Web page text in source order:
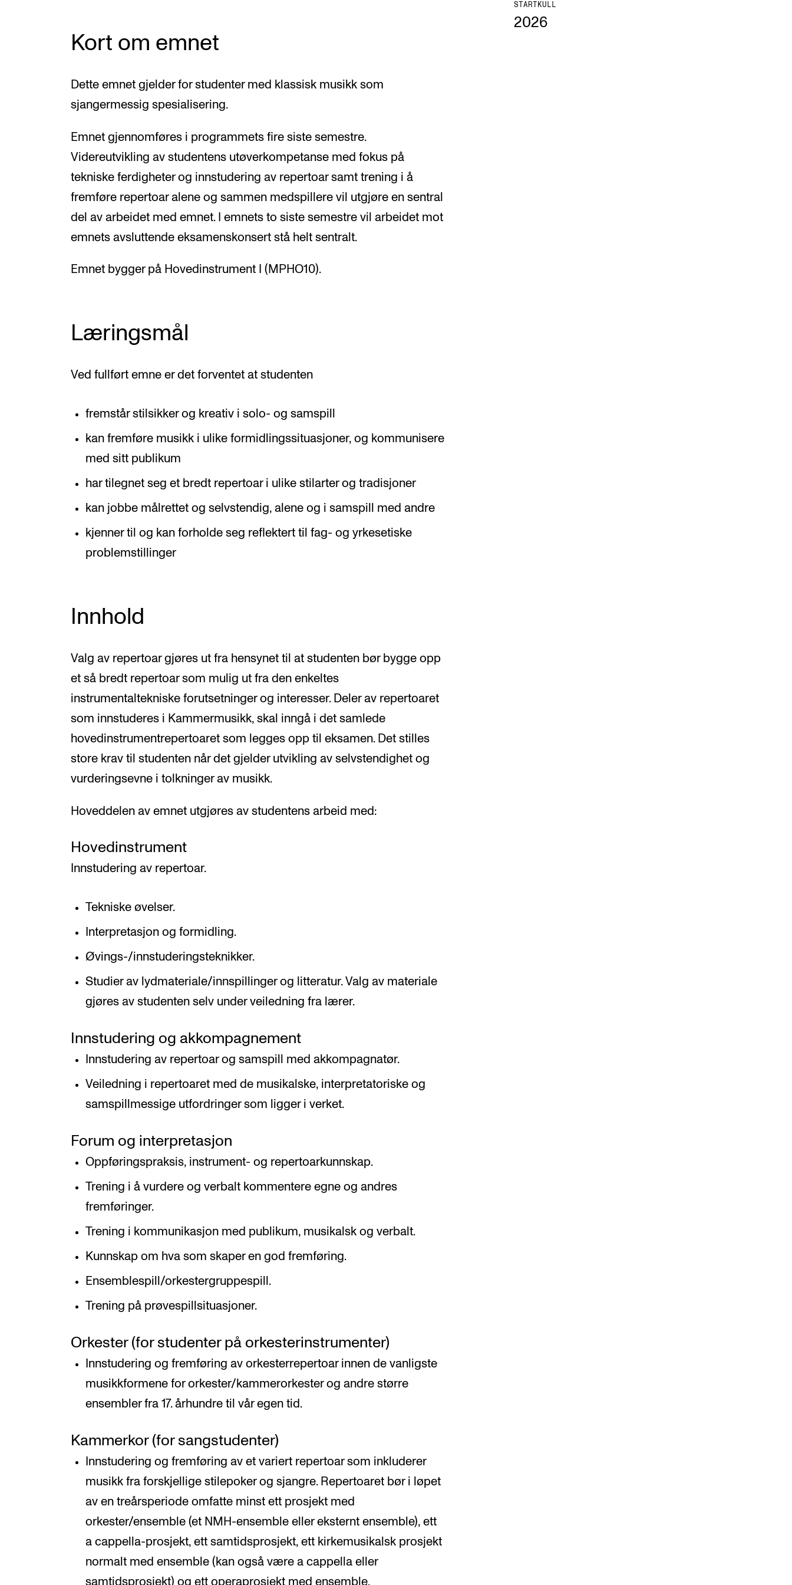
STARTKULL
2026
Kort om emnet
Dette emnet gjelder for studenter med klassisk musikk som
sjangermessig spesialisering.
Emnet gjennomføres i programmets fire siste semestre.
Videreutvikling av studentens utøverkompetanse med fokus på
tekniske ferdigheter og innstudering av repertoar samt trening i å
fremføre repertoar alene og sammen medspillere vil utgjøre en sentral
del av arbeidet med emnet. I emnets to siste semestre vil arbeidet mot
emnets avsluttende eksamenskonsert stå helt sentralt.
Emnet bygger på Hovedinstrument I (MPHO10).
Læringsmål
Ved fullført emne er det forventet at studenten
fremstår stilsikker og kreativ i solo- og samspill
kan fremføre musikk i ulike formidlingssituasjoner, og kommunisere
med sitt publikum
har tilegnet seg et bredt repertoar i ulike stilarter og tradisjoner
kan jobbe målrettet og selvstendig, alene og i samspill med andre
kjenner til og kan forholde seg reflektert til fag- og yrkesetiske
problemstillinger
Innhold
Valg av repertoar gjøres ut fra hensynet til at studenten bør bygge opp
et så bredt repertoar som mulig ut fra den enkeltes
instrumentaltekniske forutsetninger og interesser. Deler av repertoaret
som innstuderes i Kammermusikk, skal inngå i det samlede
hovedinstrumentrepertoaret som legges opp til eksamen. Det stilles
store krav til studenten når det gjelder utvikling av selvstendighet og
vurderingsevne i tolkninger av musikk.
Hoveddelen av emnet utgjøres av studentens arbeid med:
Hovedinstrument
Innstudering av repertoar.
Tekniske øvelser.
Interpretasjon og formidling.
Øvings-/innstuderingsteknikker.
Studier av lydmateriale/innspillinger og litteratur. Valg av materiale
gjøres av studenten selv under veiledning fra lærer.
Innstudering og akkompagnement
Innstudering av repertoar og samspill med akkompagnatør.
Veiledning i repertoaret med de musikalske, interpretatoriske og
samspillmessige utfordringer som ligger i verket.
Forum og interpretasjon
Oppføringspraksis, instrument- og repertoarkunnskap.
Trening i å vurdere og verbalt kommentere egne og andres
fremføringer.
Trening i kommunikasjon med publikum, musikalsk og verbalt.
Kunnskap om hva som skaper en god fremføring.
Ensemblespill/orkestergruppespill.
Trening på prøvespillsituasjoner.
Orkester (for studenter på orkesterinstrumenter)
Innstudering og fremføring av orkesterrepertoar innen de vanligste
musikkformene for orkester/kammerorkester og andre større
ensembler fra 17. århundre til vår egen tid.
Kammerkor (for sangstudenter)
Innstudering og fremføring av et variert repertoar som inkluderer
musikk fra forskjellige stilepoker og sjangre. Repertoaret bør i løpet
av en treårsperiode omfatte minst ett prosjekt med
orkester/ensemble (et NMH-ensemble eller eksternt ensemble), ett
a cappella-prosjekt, ett samtidsprosjekt, ett kirkemusikalsk prosjekt
normalt med ensemble (kan også være a cappella eller
samtidsprosjekt) og ett operaprosjekt med ensemble.